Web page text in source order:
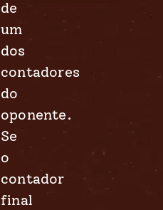
de
um
dos
contadores
do
oponente.
Se
o
contador
final